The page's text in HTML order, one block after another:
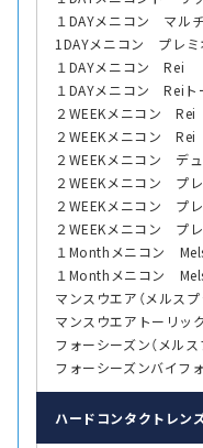
１DAYメニコン マル
1DAYメニコン プレ
１DAYメニコン Rei
１DAYメニコン Reiト
２WEEKメニコン Rei
２WEEKメニコン
２WEEKメニコン デ
２WEEKメニコン プ
２WEEKメニコン プ
２WEEKメニコン プ
１Monthメニコン
１Monthメニコン
マンスウエア（メルスプ
マンスウエアトーリッ
フォーシーズン（メルス
フォーシーズンバイフ
ハード コンタクトレン